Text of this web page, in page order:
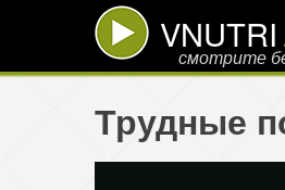
VNUTRI
смотрите
Трудные